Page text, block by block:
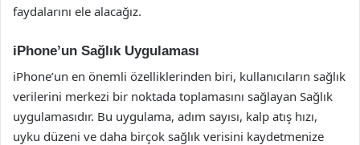
faydalarını ele alacağız.
iPhone’un Sağlık Uygulaması
iPhone’un en önemli özelliklerinden biri, kullanıcıların sağlık
verilerini merkezi bir noktada toplamasını sağlayan Sağlık
uygulamasıdır. Bu uygulama, adım sayısı, kalp atış hızı,
uyku düzeni ve daha birçok sağlık verisini kaydetmenize